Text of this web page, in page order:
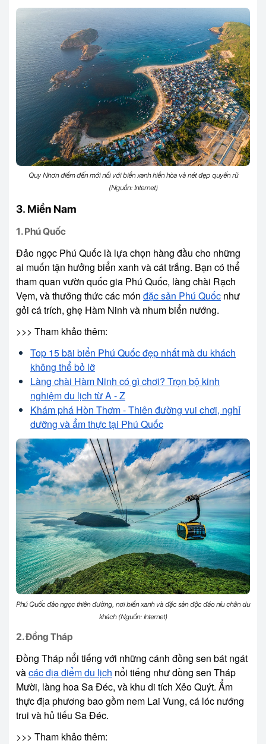
Quy Nhơn điểm đến mới nổi với biển xanh hiền hòa và nét đẹp quyến rũ
(Nguồn: Internet)
3. Miền Nam
1. Phú Quốc
Đảo ngọc Phú Quốc là lựa chọn hàng đầu cho những
ai muốn tận hưởng biển xanh và cát trắng. Bạn có thể
tham quan vườn quốc gia Phú Quốc, làng chài Rạch
Vẹm, và thưởng thức các món đặc sản Phú Quốc như
gỏi cá trích, ghẹ Hàm Ninh và nhum biển nướng.
>>> Tham khảo thêm:
Top 15 bãi biển Phú Quốc đẹp nhất mà du khách
không thể bỏ lỡ
Làng chài Hàm Ninh có gì chơi? Trọn bộ kinh
nghiệm du lịch từ A - Z
Khám phá Hòn Thơm - Thiên đường vui chơi, nghỉ
dưỡng và ẩm thực tại Phú Quốc
Phú Quốc đảo ngọc thiên đường, nơi biển xanh và đặc sản độc đáo níu chân du
khách (Nguồn: Internet)
2. Đồng Tháp
Đồng Tháp nổi tiếng với những cánh đồng sen bát ngát
vàcác địa điểm du lịch nổi tiếng như đồng sen Tháp
Mười, làng hoa Sa Đéc, và khu di tích Xẻo Quýt. Ẩm
thực địa phương bao gồm nem Lai Vung, cá lóc nướng
trui và hủ tiếu Sa Đéc.
>>> Tham khảo thêm: